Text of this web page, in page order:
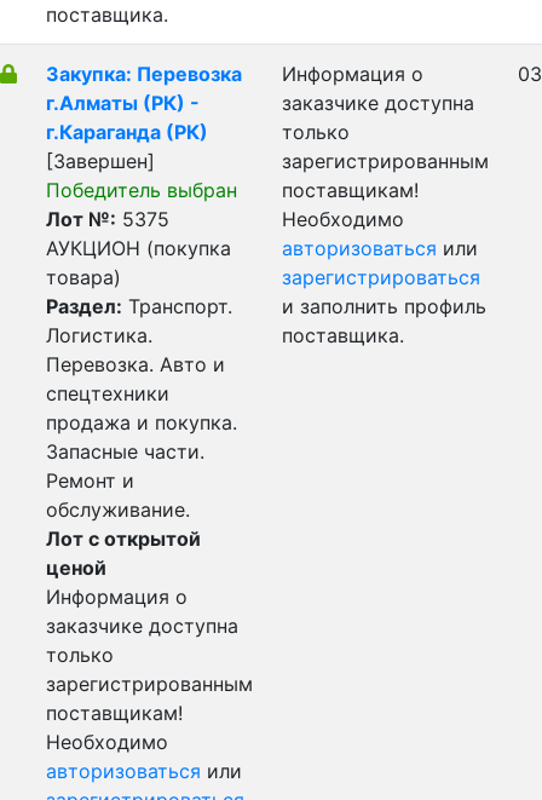
поставщика.
Закупка: Перевозка
г.Алматы (РК) -
г.Караганда (РК)
[Завершен]
Победитель выбран
Лот №: 5375
АУКЦИОН (покупка
товара)
Раздел: Транспорт.
Логистика.
Перевозка. Авто и
спецтехники
продажа и покупка.
Запасные части.
Ремонт и
обслуживание.
Лот с открытой
ценой
Информация о
заказчике доступна
только
зарегистрированным
поставщикам!
Необходимо
авторизоваться или
Информация о
заказчике доступна
только
зарегистрированным
поставщикам!
Необходимо
авторизоваться или
зарегистрироваться
и заполнить профиль
поставщика.